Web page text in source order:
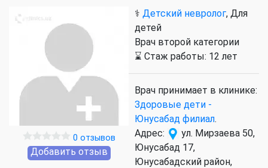
0 отзывов
Добавить отзыв
⚕️ Детский невролог, Для
детей
Врач второй категории
⌛ Стаж работы: 12 лет
Врач принимает в клинике:
Здоровые дети -
Юнусабад филиал.
Адрес:
ул. Мирзаева 50,
Юнусабад 17,
Юнусабадский район,